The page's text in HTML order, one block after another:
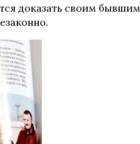
доказать своим бывшим